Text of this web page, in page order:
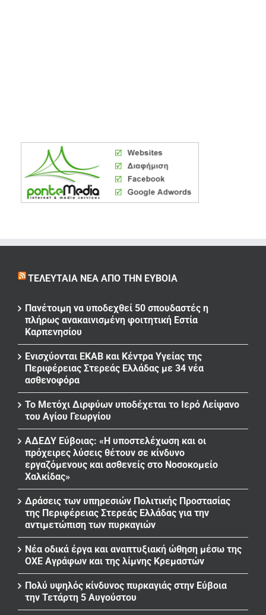
ΤΕΛΕΥΤΑΊΑ ΝΈΑ ΑΠΌ ΤΗΝ ΕΎΒΟΙΑ
Πανέτοιμη να υποδεχθεί 50 σπουδαστές η
πλήρως ανακαινισμένη φοιτητική Εστία
Καρπενησίου
Ενισχύονται ΕΚΑΒ και Κέντρα Υγείας της
Περιφέρειας Στερεάς Ελλάδας με 34 νέα
ασθενοφόρα
Το Μετόχι Διρφύων υποδέχεται το Ιερό Λείψανο
του Αγίου Γεωργίου
ΑΔΕΔΥ Εύβοιας: «Η υποστελέχωση και οι
πρόχειρες λύσεις θέτουν σε κίνδυνο
εργαζόμενους και ασθενείς στο Νοσοκομείο
Χαλκίδας»
Δράσεις των υπηρεσιών Πολιτικής Προστασίας
της Περιφέρειας Στερεάς Ελλάδας για την
αντιμετώπιση των πυρκαγιών
Νέα οδικά έργα και αναπτυξιακή ώθηση μέσω της
ΟΧΕ Αγράφων και της λίμνης Κρεμαστών
Πολύ υψηλός κίνδυνος πυρκαγιάς στην Εύβοια
την Τετάρτη 5 Αυγούστου